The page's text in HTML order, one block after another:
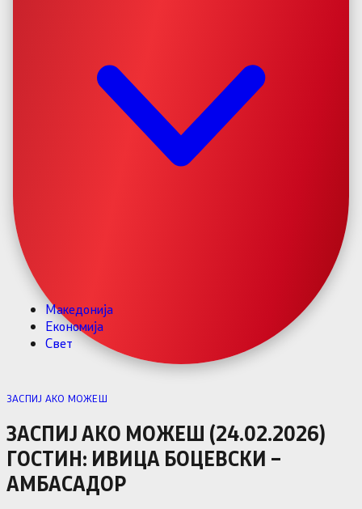
Македонија
Економија
Свет
ЗАСПИЈ АКО МОЖЕШ
ЗАСПИЈ АКО МОЖЕШ (24.02.2026)
ГОСТИН: ИВИЦА БОЦЕВСКИ –
АМБАСАДОР